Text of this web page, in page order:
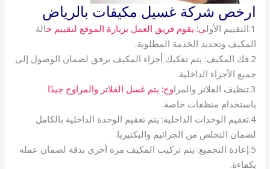
ارخص شركة غسيل مكيفات بالرياض
1.التقييم الأول ي: يقوم فريق العمل بزيارة الموقع لتقييم حالة
المكيف وتحديد الخدمة المطلوبة.
2.فك المكيف: يتم تفكيك أجزاء المكيف برفق لضمان الوصول إلى
جميع الأجزاء الداخلية.
3.تنظيف الفلاتر والمرا
وح: يتم غسل الفلاتر والمراوح جيدًا
باستخدام منظفات خاصة.
4.تعقيم الوحدات الداخلية: يتم تعقيم الوحدة الداخلية بالكامل
لضمان التخلص من الجراثيم والبكتيريا.
5.إعادة التجميع: يتم تركيب المكيف مرة أخرى بدقة لضمان عمله
بكفاءة.